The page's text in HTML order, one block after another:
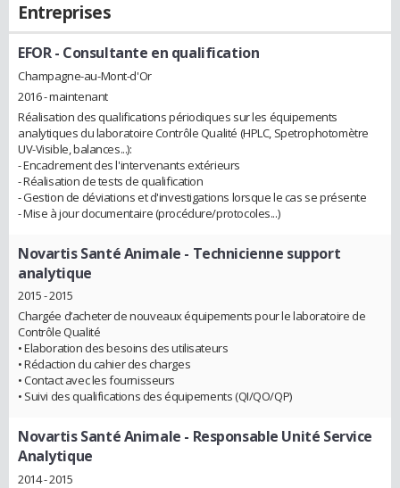
Entreprises
EFOR- Consultante en qualification
Champagne-au-Mont-d'Or
2016 - maintenant
Réalisation des qualifications périodiques sur les équipements
analytiques du laboratoire Contrôle Qualité (HPLC, Spetrophotomètre
UV-Visible, balances...):
- Encadrement des l'intervenants extérieurs
- Réalisation de tests de qualification
- Gestion de déviations et d'investigations lorsque le cas se présente
- Mise à jour documentaire (procédure/protocoles...)
Novartis Santé Animale - Technicienne support
analytique
2015 - 2015
Chargée d’acheter de nouveaux équipements pour le laboratoire de
Contrôle Qualité
• Elaboration des besoins des utilisateurs
• Rédaction du cahier des charges
• Contact avec les fournisseurs
• Suivi des qualifications des équipements (QI/QO/QP)
Novartis Santé Animale - Responsable Unité Service
Analytique
2014 - 2015